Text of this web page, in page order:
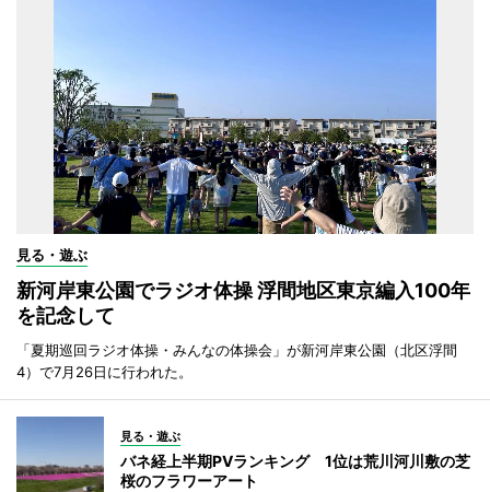
見る・遊ぶ
新河岸東公園でラジオ体操 浮間地区東京編入100年
を記念して
「夏期巡回ラジオ体操・みんなの体操会」が新河岸東公園（北区浮間
4）で7月26日に行われた。
見る・遊ぶ
バネ経上半期PVランキング 1位は荒川河川敷の芝
桜のフラワーアート